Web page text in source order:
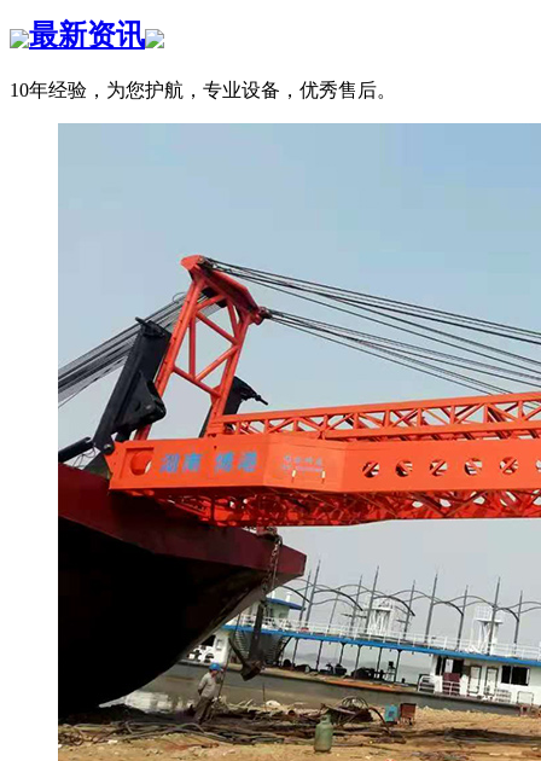
最新资讯
10年经验，为您护航，专业设备，优秀售后。